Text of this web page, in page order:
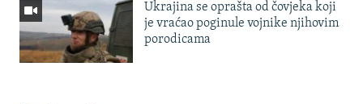
Ukrajina se oprašta od čovjeka koji
je vraćao poginule vojnike njihovim
porodicama